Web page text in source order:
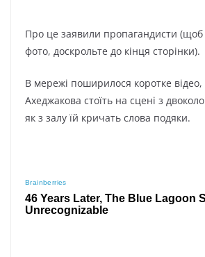
Про це заявили пропагандисти
фото, доскрольте до кінця сторінки).
В мережі поширилося коротке відео,
Ахеджакова стоїть на сцені з
як з залу їй кричать слова подяки.